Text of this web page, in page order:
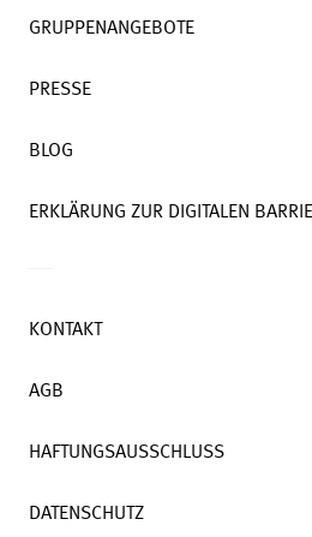
GRUPPENANGEBOTE
PRESSE
BLOG
ERKLÄRUNG ZUR DIGITALEN
KONTAKT
AGB
HAFTUNGSAUSSCHLUSS
DATENSCHUTZ